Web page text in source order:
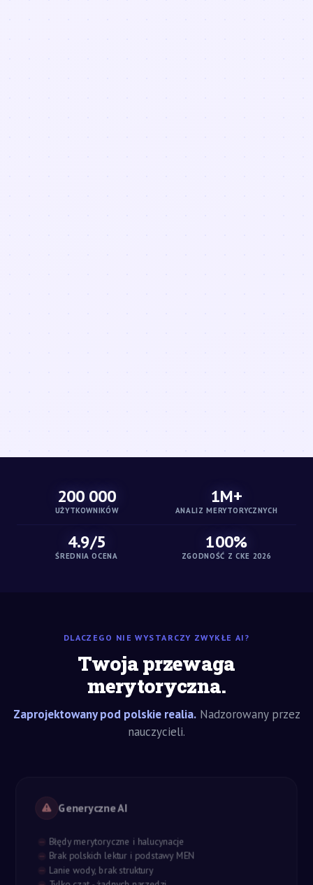
200 000
UŻYTKOWNIKÓW
1M+
ANALIZ MERYTORYCZNYCH
4.9/5
ŚREDNIA OCENA
100%
ZGODNOŚĆ Z CKE 2026
DLACZEGO NIE WYSTARCZY ZWYKŁE AI?
Twoja przewaga
merytoryczna.
Zaprojektowany pod polskie realia.Nadzorowany przez
nauczycieli.
Generyczne AI
Błędy merytoryczne i halucynacje
Brak polskich lektur i podstawy MEN
Lanie wody, brak struktury